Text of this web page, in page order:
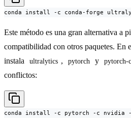
conda install -c conda-forge
Este método es una gran alternativa a
compatibilidad con otros paquetes. En
instala
ultralytics , pytorch y pytorch-
conflictos:
conda install -c pytorch -c nvidia -